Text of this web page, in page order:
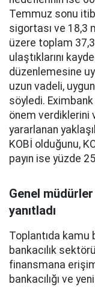
Temmuz sonu
sigortası ve 18,3
üzere toplam
ulaştıklarını
düzenlemesine
uzun vadeli,
söyledi.
önem verdiklerini
yararlanan
KOBİ olduğunu,
payın ise yüzde
Genel müdürler
yanıtladı
Toplantıda kamu
bankacılık
finansmana
bankacılığı ve